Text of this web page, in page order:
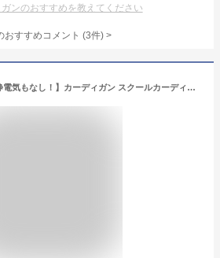
ンのおすすめを教えてください
おすすめコメント (3件) >
【毛玉ができず、静電気もなし！】カーディガン スクールカーディガン 制服カーディガン ギャル スクールニット 制服 暖かい スクールセーター コットン 学生 女子 長袖 レディース 春 夏 秋 冬 vカーディガン 赤 ワイン 紺 グレー 黒 羽織 大きいサイズ 小さい